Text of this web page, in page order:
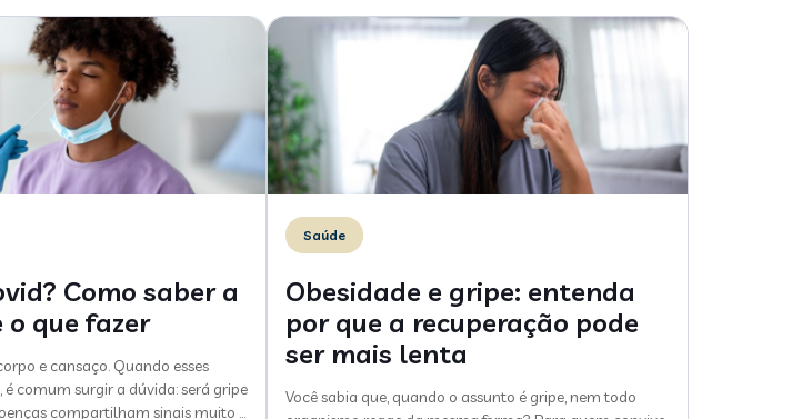
Como saber a
o que fazer
e cansaço. Quando esses
comum surgir a dúvida: será gripe
compartilham sinais muito …
Saúde
Obesidade e gripe: entenda
por que a recuperação pode
ser mais lenta
Você sabia que, quando o assunto é gripe, nem todo